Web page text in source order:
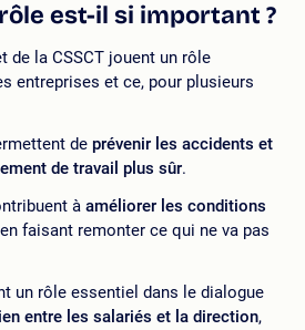
est-il si important ?
de la CSSCT jouent un rôle
entreprises et ce, pour plusieurs
de prévenir les accidents et
de travail plus sûr.
à améliorer les conditions
faisant remonter ce qui ne va pas
un rôle essentiel dans le dialogue
entre les salariés et la direction,